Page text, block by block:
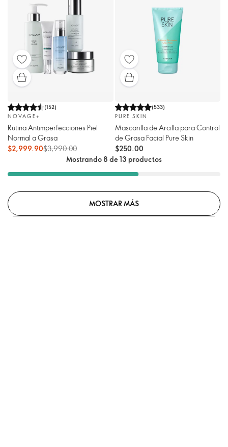
(152)
NOVAGE+
Rutina Antimperfecciones Piel
Normal a Grasa
$2,999.90$3,990.00
(533)
PURE SKIN
Mascarilla de Arcilla para Control
de Grasa Facial Pure Skin
$250.00
Mostrando 8 de 13 productos
MOSTRAR MÁS